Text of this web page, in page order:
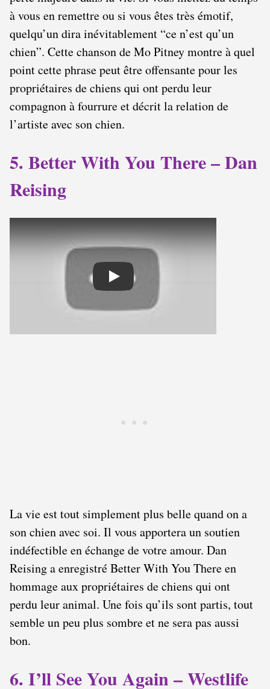
à vous en remettre ou si vous êtes très émotif,
quelqu’un dira inévitablement “ce n’est qu’un
chien”. Cette chanson de Mo Pitney montre à quel
point cette phrase peut être offensante pour les
propriétaires de chiens qui ont perdu leur
compagnon à fourrure et décrit la relation de
l’artiste avec son chien.
5. Better With You There – Dan
Reising
Play
La vie est tout simplement plus belle quand on a
son chien avec soi. Il vous apportera un soutien
indéfectible en échange de votre amour. Dan
Reising a enregistré Better With You There en
hommage aux propriétaires de chiens qui ont
perdu leur animal. Une fois qu’ils sont partis, tout
semble un peu plus sombre et ne sera pas aussi
bon.
6. I’ll See You Again – Westlife